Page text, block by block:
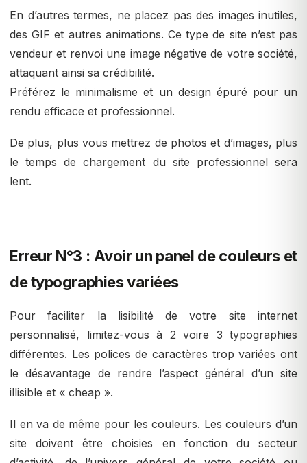
En d’autres termes, ne placez pas des images inutiles,
des GIF et autres animations. Ce type de site n’est pas
vendeur et renvoi une image négative de votre société,
attaquant ainsi sa crédibilité.
Préférez le minimalisme et un design épuré pour un
rendu efficace et professionnel.
De plus, plus vous mettrez de photos et d’images, plus
le temps de chargement du site professionnel sera
lent.
Erreur N°3 : Avoir un panel de couleurs et
de typographies variées
Pour faciliter la lisibilité de votre site internet
personnalisé, limitez-vous à 2 voire 3 typographies
différentes. Les polices de caractères trop variées ont
le désavantage de rendre l’aspect général d’un site
illisible et « cheap ».
Il en va de même pour les couleurs. Les couleurs d’un
site doivent être choisies en fonction du secteur